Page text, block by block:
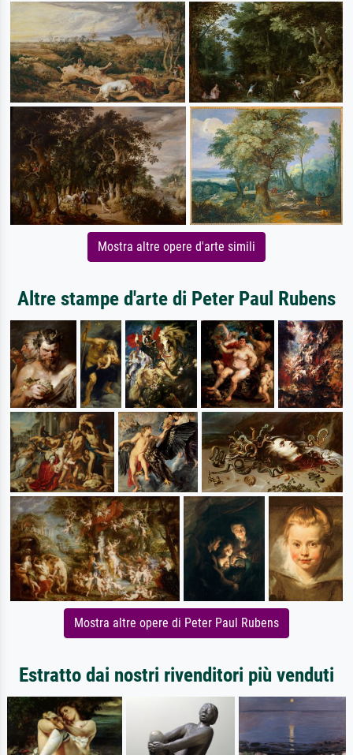
Mostra altre opere d'arte simili
Altre stampe d'arte di Peter Paul Rubens
Mostra altre opere di Peter Paul Rubens
Estratto dai nostri rivenditori più venduti